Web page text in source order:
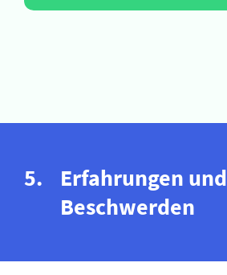
Erfahrungen und
Beschwerden